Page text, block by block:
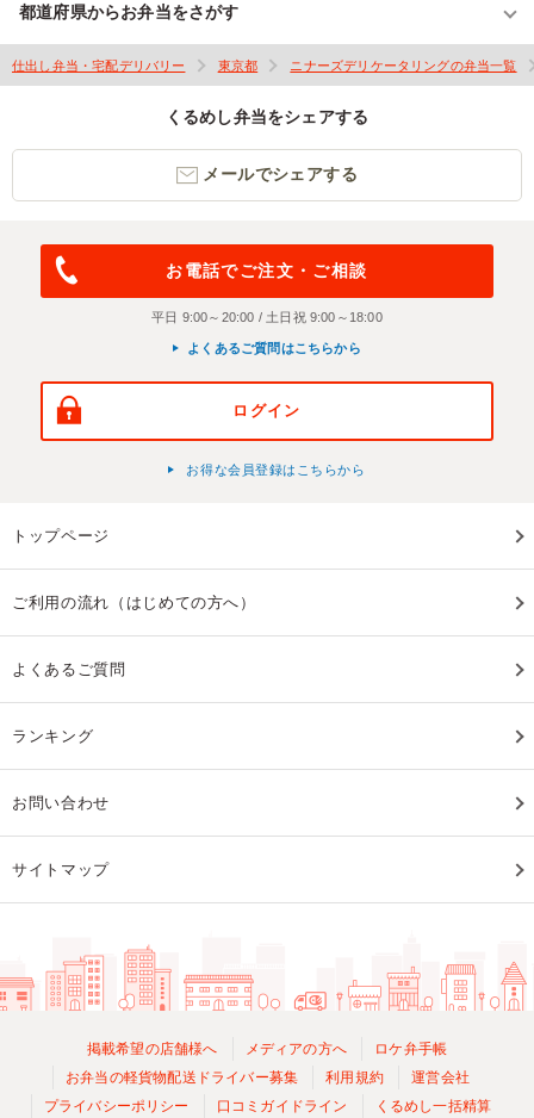
都道府県からお弁当をさがす
仕出し弁当・宅配デリバリー 東京都 ニナーズデリケータリングの弁当一覧
くるめし弁当をシェアする
メールでシェアする
お電話でご注文・ご相談
平日 9:00～20:00 / 土日祝 9:00～18:00
よくあるご質問はこちらから
ログイン
お得な会員登録はこちらから
トップページ
ご利用の流れ（はじめての方へ）
よくあるご質問
ランキング
お問い合わせ
サイトマップ
掲載希望の店舗様へ メディアの方へ
ロケ弁手帳
お弁当の軽貨物配送ドライバー募集
利用規約
運営会社
プライバシーポリシー
口コミガイドライン くるめし一括精算